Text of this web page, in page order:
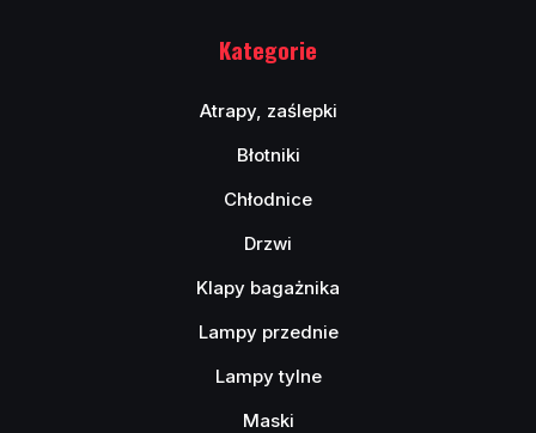
Kategorie
Atrapy, zaślepki
Błotniki
Chłodnice
Drzwi
Klapy bagażnika
Lampy przednie
Lampy tylne
Maski